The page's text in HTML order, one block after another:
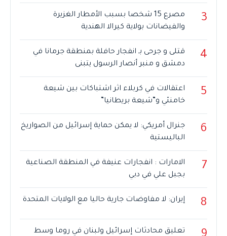
3
مصرع 15 شخصا بسبب الأمطار الغزيرة
والفيضانات بولاية كيرالا الهندية
4
قتلى و جرحى بـ انفجار حافلة بمنطقة جرمانا في
دمشق و منبر أنصار الرسول يتبنى
5
اعتقالات في كربلاء اثر اشتباكات بين شيعة
خامنئي و”شيعة بريطانيا”
6
جنرال أمريكي: لا يمكن حماية إسرائيل من الصواريخ
الباليستية
7
الامارات : انفجارات عنيفة في المنطقة الصناعية
بجبل علي في دبي
8 إيران: لا مفاوضات جارية حاليا مع الولايات المتحدة
تعليق محادثات إسرائيل ولبنان في روما وسط